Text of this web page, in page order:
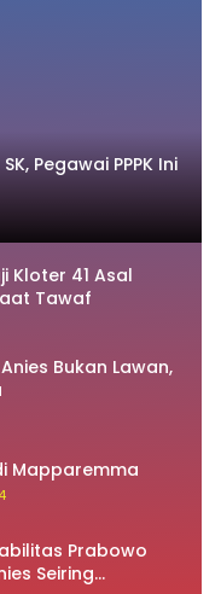
Kloter 41 Asal
Tawaf
Mapparemma
Seiring
Naik